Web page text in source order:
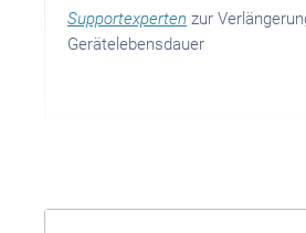
Supportexperten zur
Gerätelebensdauer